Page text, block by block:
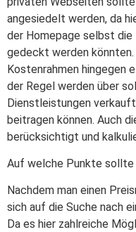
angesiedelt werden, da
der Homepage selbst die
gedeckt werden
Kostenrahmen hingegen
der Regel werden über
Dienstleistungen
beitragen können. Auch
berücksichtigt und
Auf welche Punkte sollte
Nachdem man einen
sich auf die Suche nach
Da es hier zahlreiche